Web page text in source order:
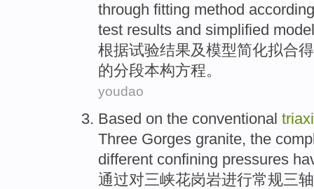
through fitting method
test results and simplified model
根据试验结果及模型简化拟合
的分段本构方程。
youdao
Based on the conventional
Three Gorges granite, the
different confining pressures
通过对三峡花岗岩进行常规三轴